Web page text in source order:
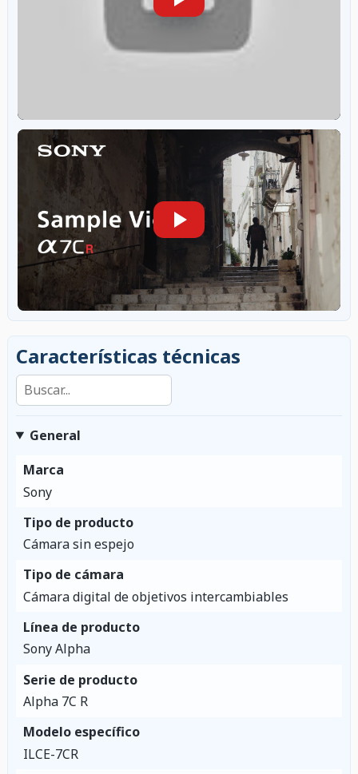
Características técnicas
Buscar en las características
General
Marca
Sony
Tipo de producto
Cámara sin espejo
Tipo de cámara
Cámara digital de objetivos intercambiables
Línea de producto
Sony Alpha
Serie de producto
Alpha 7C R
Modelo específico
ILCE-7CR